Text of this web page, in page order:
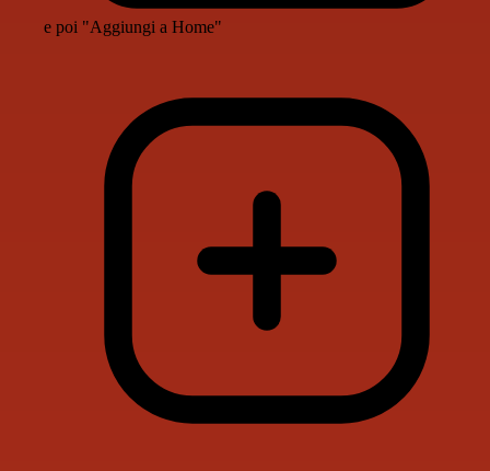
e poi "Aggiungi a Home"